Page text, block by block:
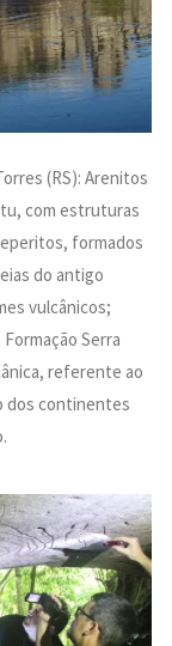
(RS): Arenitos
com estruturas
formados
do antigo
vulcânicos;
Serra
referente ao
dos continentes